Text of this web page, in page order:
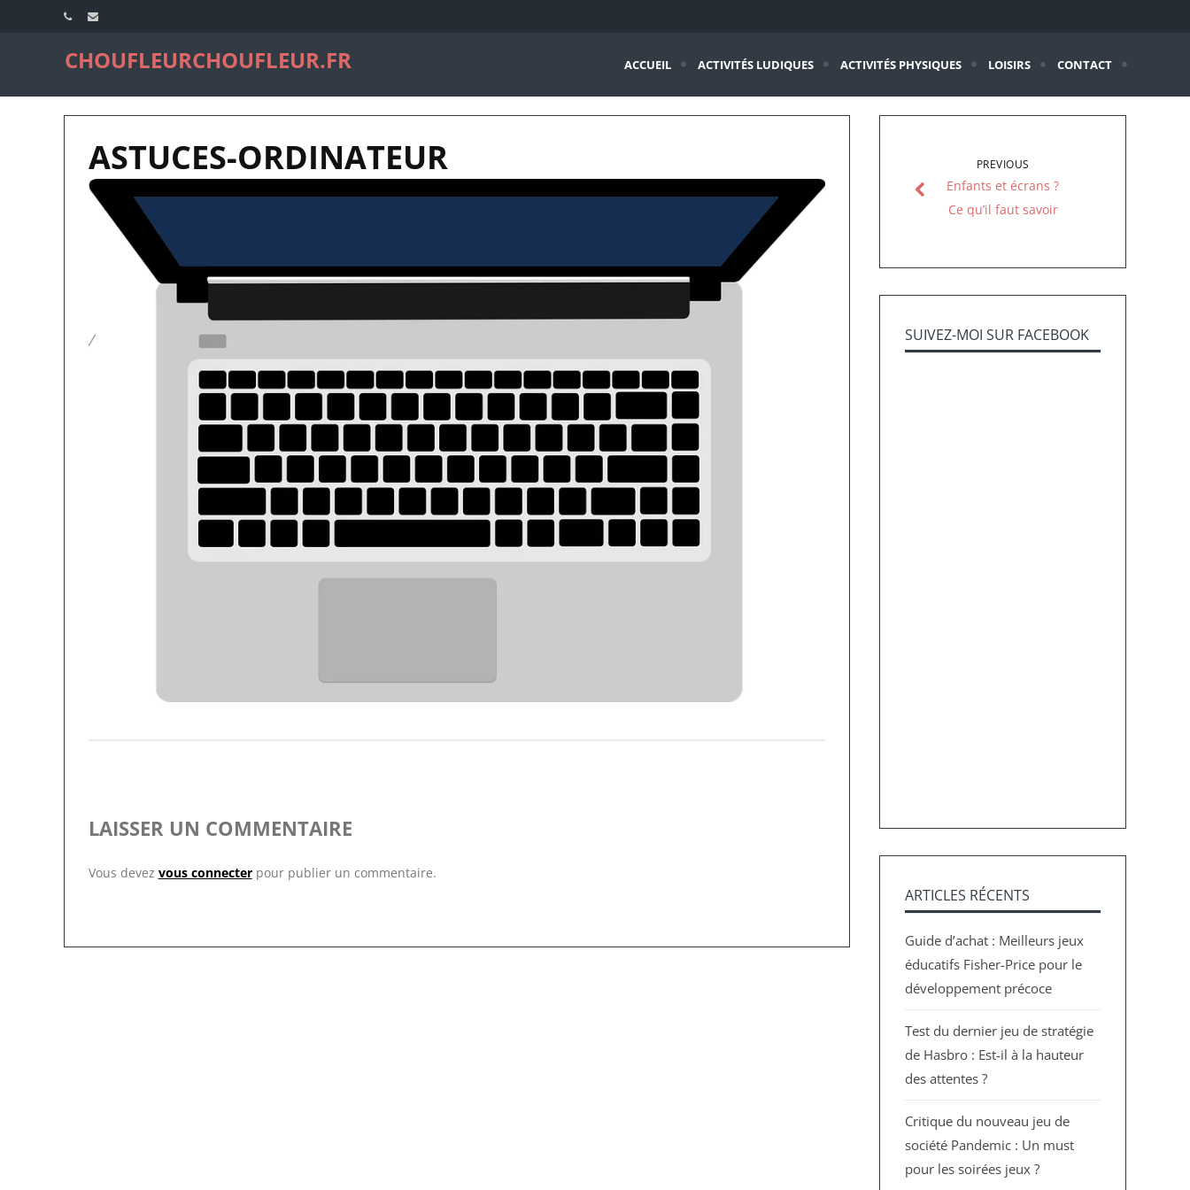
CHOUFLEURCHOUFLEUR.FR ACCUEIL ACTIVITÉS LUDIQUES ACTIVITÉS PHYSIQUES LOISIRS CONTACT
ASTUCES-ORDINATEUR
LAISSER UN COMMENTAIRE
Vous devez vous connecterpour publier un commentaire.
PREVIOUS
Enfants et écrans ?
Ce qu’il faut savoir
SUIVEZ-MOI SUR FACEBOOK
ARTICLES RÉCENTS
Guide d’achat : Meilleurs jeux
éducatifs Fisher-Price pour le
développement précoce
Test du dernier jeu de stratégie
de Hasbro : Est-il à la hauteur
des attentes ?
Critique du nouveau jeu de
société Pandemic : Un must
pour les soirées jeux ?